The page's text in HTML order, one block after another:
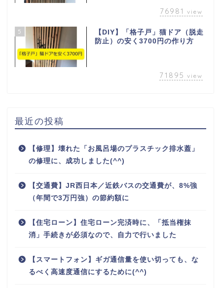
76981 view
5
【DIY】「格子戸」猫ドア（脱走
防止）の安く3700円の作り方
71895 view
最近の投稿
【修理】壊れた「お風呂場のプラスチック排水蓋」
の修理に、成功しました(^^)
【交通費】JR西日本／近鉄バスの交通費が、8%強
（年間で3万円強）の節約額に
【住宅ローン】住宅ローン完済時に、「抵当権抹
消」手続きが必須なので、自力で行いました
【スマートフォン】ギガ通信量を使い切っても、な
るべく高速度通信にするために(^^)